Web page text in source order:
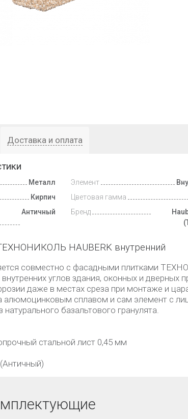
Доставка и оплата
Металл
Кирпич
Античный
Элемент
Цветовая гамма
Бренд
HAUBERK внутренний
совместно с фасадными плитками
углов здания, оконных и дверных
даже в местах среза при монтаже и
алюмоцинковым сплавом и сам элемент с
базальтового гранулята.
стальной лист 0,45 мм